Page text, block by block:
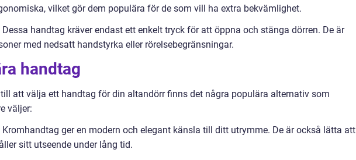
vilket gör dem populära för de som vill ha extra bekvämlighet.
handtag kräver endast ett enkelt tryck för att öppna och stänga dörren. De är
med nedsatt handstyrka eller rörelsebegränsningar.
handtag
att välja ett handtag för din altandörr finns det några populära alternativ som
väljer:
ger en modern och elegant känsla till ditt utrymme. De är också lätta att
sitt utseende under lång tid.